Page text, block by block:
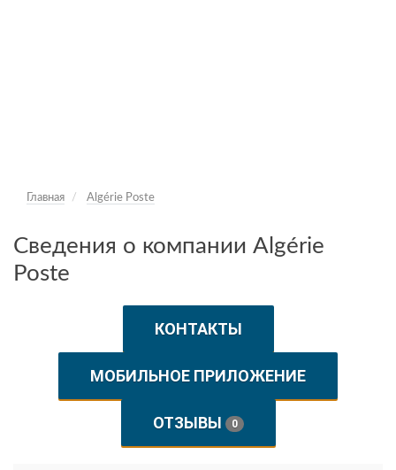
Главная Algérie Poste
Сведения о компании Algérie
Poste
КОНТАКТЫ
МОБИЛЬНОЕ ПРИЛОЖЕНИЕ
ОТЗЫВЫ 0